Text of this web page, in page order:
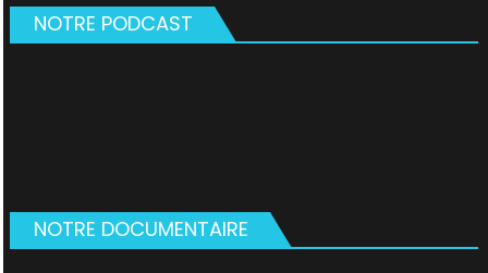
NOTRE PODCAST
NOTRE DOCUMENTAIRE